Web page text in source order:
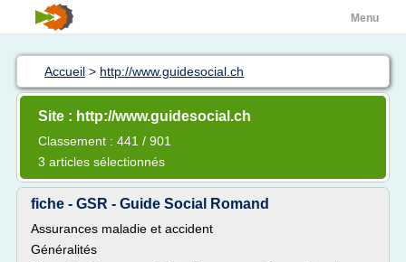
Menu
Accueil > http://www.guidesocial.ch
Site : http://www.guidesocial.ch
Classement : 441 / 901
3 articles sélectionnés
fiche - GSR - Guide Social Romand
Assurances maladie et accident
Généralités